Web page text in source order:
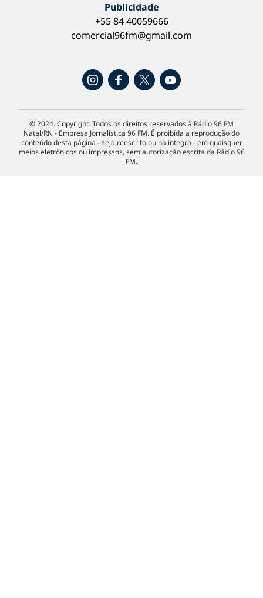
Publicidade
+55 84 40059666
comercial96fm@gmail.com
© 2024. Copyright. Todos os direitos reservados à Rádio 96 FM
Natal/RN - Empresa Jornalística 96 FM. É proibida a reprodução do
conteúdo desta página - seja reescrito ou na íntegra - em quaisquer
meios eletrônicos ou impressos, sem autorização escrita da Rádio 96
FM.